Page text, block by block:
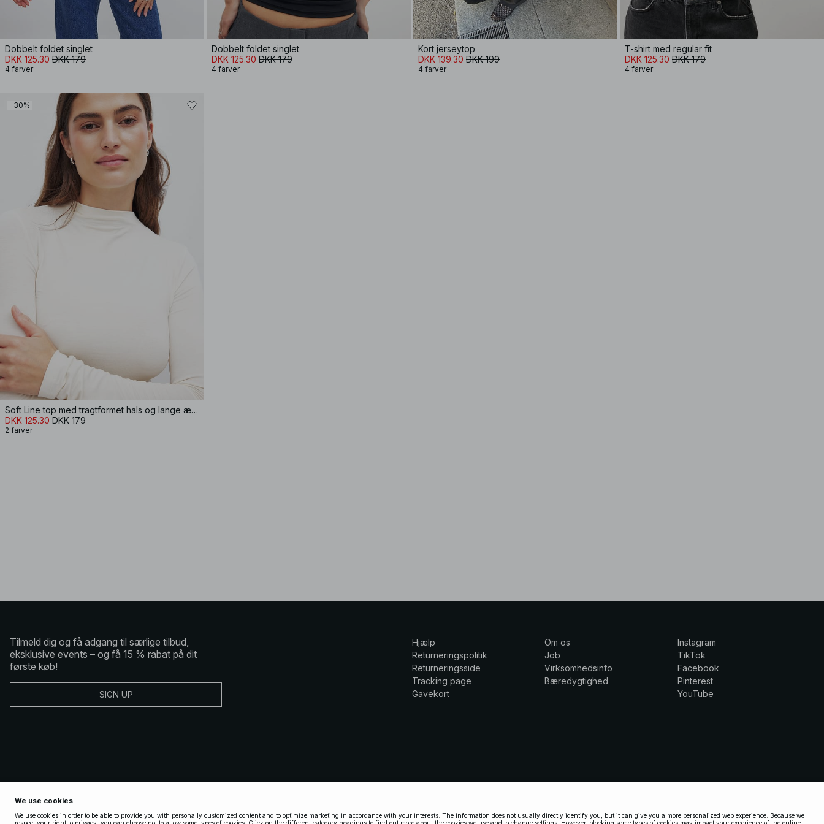
Dobbelt foldet singlet
DKK 125.30 DKK 179
4 farver
Dobbelt foldet singlet
DKK 125.30 DKK 179
4 farver
Kort jerseytop
DKK 139.30 DKK 199
4 farver
T-shirt med regular fit
DKK 125.30 DKK 179
4 farver
-30%
Soft Line top med tragtformet hals og lange ærmer
DKK 125.30 DKK 179
2 farver
Tilmeld dig og få adgang til særlige tilbud,
eksklusive events – og få 15 % rabat på dit
første køb!
SIGN UP
Hjælp
Returneringspolitik
Returneringsside
Tracking page
Gavekort
Om os
Job
Virksomhedsinfo
Bæredygtighed
Instagram
TikTok
Facebook
Pinterest
YouTube